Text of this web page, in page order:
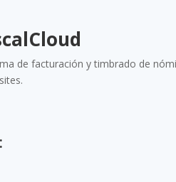
de facturación y timbrado de